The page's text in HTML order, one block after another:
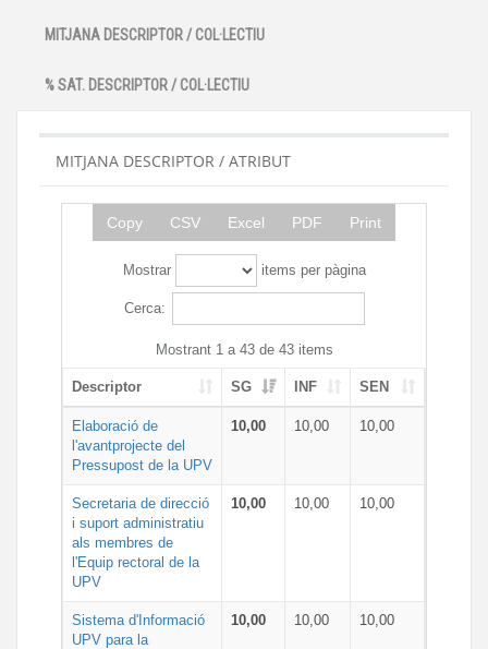
MITJANA DESCRIPTOR / COL·LECTIU
% SAT. DESCRIPTOR / COL·LECTIU
MITJANA DESCRIPTOR / ATRIBUT
Copy CSV Excel PDF Print
Mostrar items per pàgina
Cerca:
Mostrant 1 a 43 de 43 items
Descriptor SG INF SEN
Elaboració de
l'avantprojecte del
Pressupost de la UPV
10,00 10,00 10,00
Secretaria de direcció
i suport administratiu
als membres de
l'Equip rectoral de la
UPV
10,00 10,00 10,00
Sistema d'Informació
UPV para la
10,00 10,00 10,00